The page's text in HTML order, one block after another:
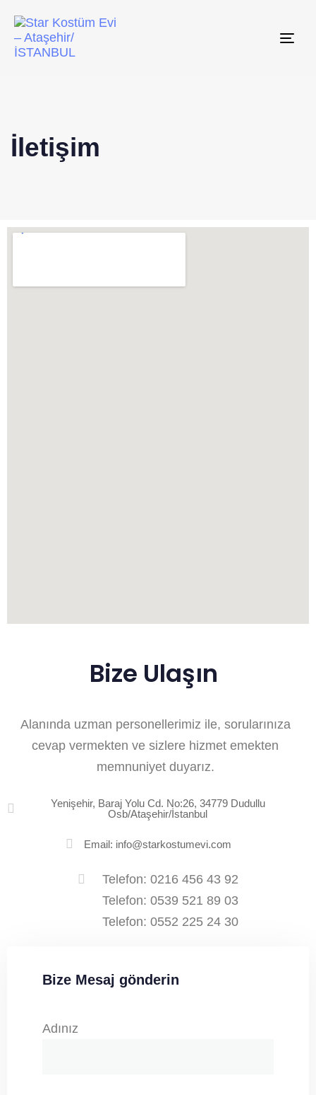
İletişim
Bize Ulaşın
Alanında uzman personellerimiz ile, sorularınıza
cevap vermekten ve sizlere hizmet emekten
memnuniyet duyarız.
Yenişehir, Baraj Yolu Cd. No:26, 34779 Dudullu
Osb/Ataşehir/İstanbul
Email: info@starkostumevi.com
Telefon: 0216 456 43 92
Telefon: 0539 521 89 03
Telefon: 0552 225 24 30
Bize Mesaj gönderin
Adınız